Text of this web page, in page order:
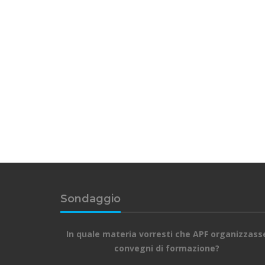
Sondaggio
In quale materia vorresti che APF
convegni di formazione?